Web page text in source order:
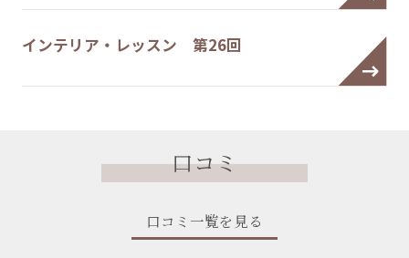
インテリア・レッスン 第26回
口コミ
口コミ一覧を見る